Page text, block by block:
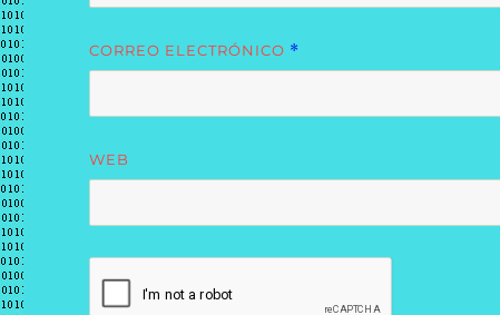
CORREO ELECTRÓNICO *
WEB